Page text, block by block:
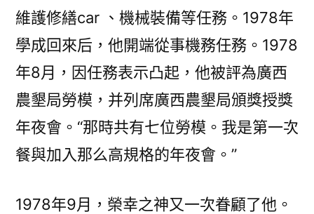
維護修繕car 、機械裝備等任務。1978年
學成回來后，他開端從事機務任務。1978
年8月，因任務表示凸起，他被評為廣西
農墾局勞模，并列席廣西農墾局頒獎授獎
年夜會。“那時共有七位勞模。我是第一次
餐與加入那么高規格的年夜會。”
1978年9月，榮幸之神又一次眷顧了他。